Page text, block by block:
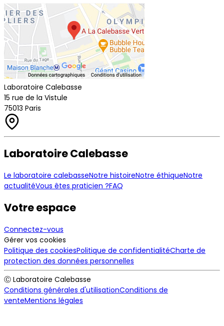
Laboratoire Calebasse
15 rue de la Vistule
75013 Paris
Laboratoire Calebasse
Le laboratoire calebasseNotre histoireNotre éthiqueNotre
actualitéVous êtes praticien ?FAQ
Votre espace
Connectez-vous
Gérer vos cookies
Politique des cookiesPolitique de confidentialitéCharte de
protection des données personnelles
Ⓒ Laboratoire Calebasse
Conditions générales d'utilisationConditions de
venteMentions légales